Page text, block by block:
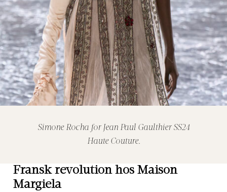
Simone Rocha for Jean Paul Gaulthier SS24
Haute Couture.
Fransk revolution hos Maison
Margiela